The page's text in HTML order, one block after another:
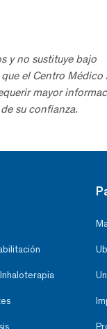
y no sustituye bajo
el Centro Médico
mayor
su confianza.